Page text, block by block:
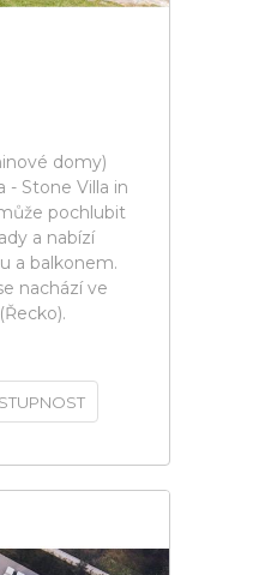
domy)
- Stone Villa in
pochlubit
a nabízí
a balkonem.
nachází ve